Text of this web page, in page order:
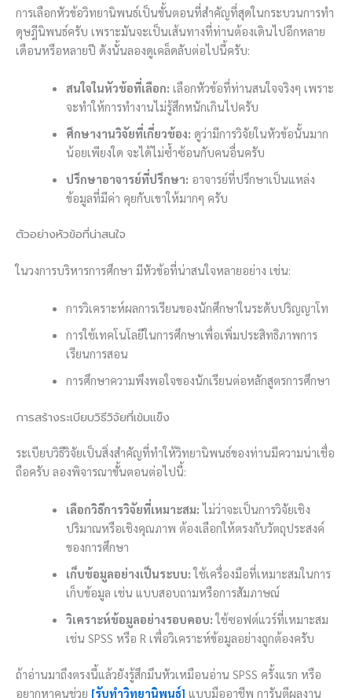
การเลือกหัวข้อวิทยานิพนธ์เป็นขั้นตอนที่สำคัญที่สุดในกระบวนการทำ
ดุษฎีนิพนธ์ครับ เพราะมันจะเป็นเส้นทางที่ท่านต้องเดินไปอีกหลาย
เดือนหรือหลายปี ดังนั้นลองดูเคล็ดลับต่อไปนี้ครับ:
สนใจในหัวข้อที่เลือก: เลือกหัวข้อที่ท่านสนใจจริงๆ เพราะ
จะทำให้การทำงานไม่รู้สึกหนักเกินไปครับ
ศึกษางานวิจัยที่เกี่ยวข้อง: ดูว่ามีการวิจัยในหัวข้อนั้นมาก
น้อยเพียงใด จะได้ไม่ซ้ำซ้อนกับคนอื่นครับ
ปรึกษาอาจารย์ที่ปรึกษา: อาจารย์ที่ปรึกษาเป็นแหล่ง
ข้อมูลที่มีค่า คุยกับเขาให้มากๆ ครับ
ตัวอย่างหัวข้อที่น่าสนใจ
ในวงการบริหารการศึกษา มีหัวข้อที่น่าสนใจหลายอย่าง เช่น:
การวิเคราะห์ผลการเรียนของนักศึกษาในระดับปริญญาโท
การใช้เทคโนโลยีในการศึกษาเพื่อเพิ่มประสิทธิภาพการ
เรียนการสอน
การศึกษาความพึงพอใจของนักเรียนต่อหลักสูตรการศึกษา
การสร้างระเบียบวิธีวิจัยที่เข้มแข็ง
ระเบียบวิธีวิจัยเป็นสิ่งสำคัญที่ทำให้วิทยานิพนธ์ของท่านมีความน่าเชื่อ
ถือครับ ลองพิจารณาขั้นตอนต่อไปนี้:
เลือกวิธีการวิจัยที่เหมาะสม: ไม่ว่าจะเป็นการวิจัยเชิง
ปริมาณหรือเชิงคุณภาพ ต้องเลือกให้ตรงกับวัตถุประสงค์
ของการศึกษา
เก็บข้อมูลอย่างเป็นระบบ: ใช้เครื่องมือที่เหมาะสมในการ
เก็บข้อมูล เช่น แบบสอบถามหรือการสัมภาษณ์
วิเคราะห์ข้อมูลอย่างรอบคอบ: ใช้ซอฟต์แวร์ที่เหมาะสม
เช่น SPSS หรือ R เพื่อวิเคราะห์ข้อมูลอย่างถูกต้องครับ
ถ้าอ่านมาถึงตรงนี้แล้วยังรู้สึกมึนหัวเหมือนอ่าน SPSS ครั้งแรก หรือ
อยากหาคนช่วย [รับทำวิทยานิพนธ์] แบบมืออาชีพ การันตีผลงาน